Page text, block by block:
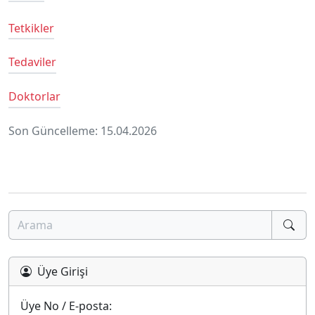
Tetkikler
Tedaviler
Doktorlar
Son Güncelleme: 15.04.2026
Üye Girişi
Üye No / E-posta: